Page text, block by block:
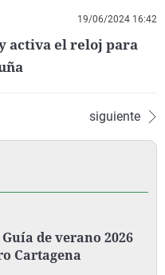
19/06/2024 16:42
activa el reloj para
siguiente
de verano 2026
Cartagena